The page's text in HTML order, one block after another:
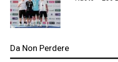
Da Non Perdere